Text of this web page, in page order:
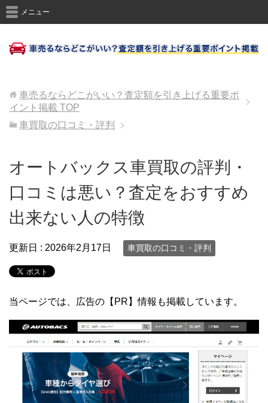
メニュー
車売るならどこがいい？査定額を引き上げる重要ポ
イント掲載 TOP
車買取の口コミ・評判
オートバックス車買取の評判・
口コミは悪い？査定をおすすめ
出来ない人の特徴
更新日 : 2026年2月17日 車買取の口コミ・評判
当ページでは、広告の【PR】情報も掲載しています。